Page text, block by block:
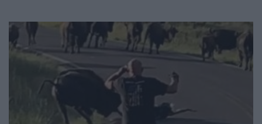
μικρές ομοιότητες -τουλάχιστον- από αυτά που
γνωρίζουμε για τους δεινόσαυρους και τους […]